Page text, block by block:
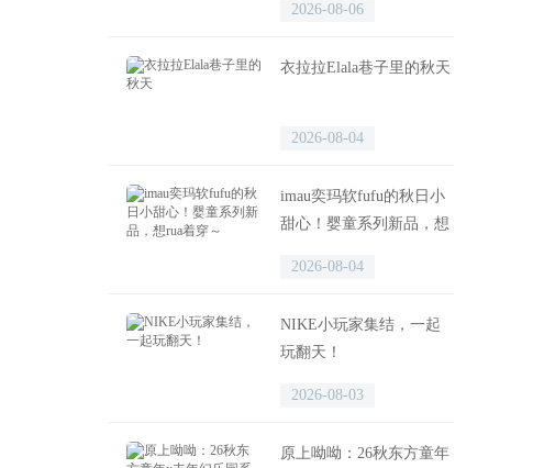
2026-08-06
衣拉拉Elala巷子里的秋天
2026-08-04
imau奕玛软fufu的秋日小
甜心！婴童系列新品，想
2026-08-04
NIKE小玩家集结，一起
玩翻天！
2026-08-03
原上呦呦：26秋东方童年